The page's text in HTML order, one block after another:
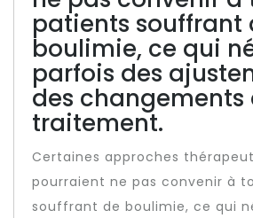
patients souffrant
boulimie, ce qui
parfois des
des changements
traitement.
Certaines approches
pourraient ne pas convenir à
souffrant de boulimie, ce qui